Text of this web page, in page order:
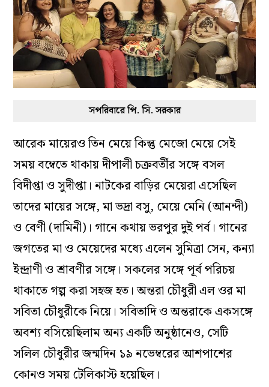
সপরিবারে পি. সি. সরকার
আরেক মায়েরও তিন মেয়ে কিন্তু মেজো মেয়ে সেই
সময় বম্বেতে থাকায় দীপালী চক্রবর্তীর সঙ্গে বসল
বিদীপ্তা ও সুদীপ্তা। নাটকের বাড়ির মেয়েরা এসেছিল
তাদের মায়ের সঙ্গে, মা ভদ্রা বসু, মেয়ে মেনি (আনন্দী)
ও বেণী (দামিনী)। গানে কথায় ভরপুর দুই পর্ব। গানের
জগতের মা ও মেয়েদের মধ্যে এলেন সুমিত্রা সেন, কন্যা
ইন্দ্রাণী ও শ্রাবণীর সঙ্গে। সকলের সঙ্গে পূর্ব পরিচয়
থাকাতে গল্প করা সহজ হত। অন্তরা চৌধুরী এল ওর মা
সবিতা চৌধুরীকে নিয়ে। সবিতাদি ও অন্তরাকে একসঙ্গে
অবশ্য বসিয়েছিলাম অন্য একটি অনুষ্ঠানেও, সেটি
সলিল চৌধুরীর জন্মদিন ১৯ নভেম্বরের আশপাশের
কোনও সময় টেলিকাস্ট হয়েছিল।